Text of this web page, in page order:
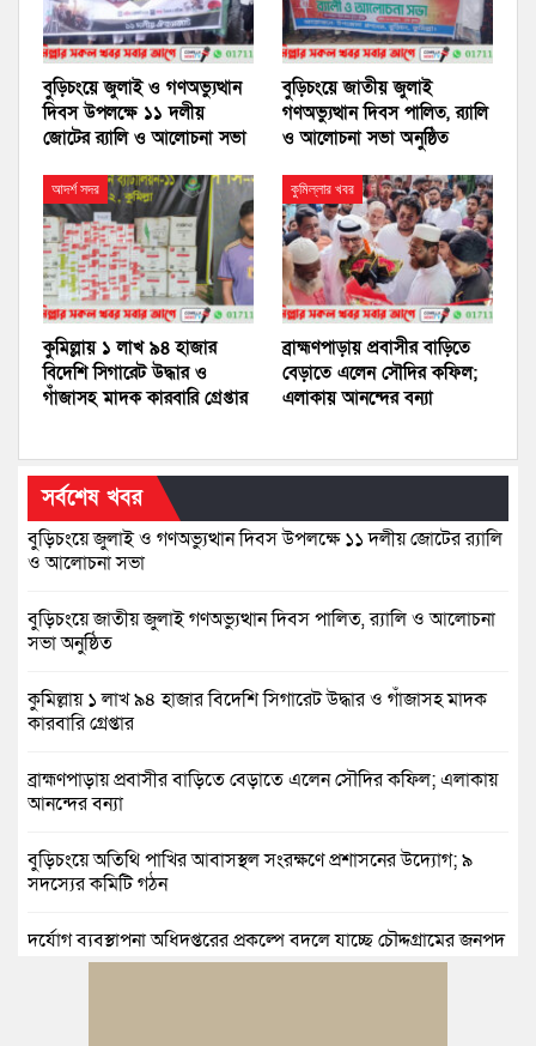
বুড়িচংয়ে জুলাই ও গণঅভ্যুত্থান
দিবস উপলক্ষে ১১ দলীয়
জোটের র‍্যালি ও আলোচনা সভা
বুড়িচংয়ে জাতীয় জুলাই
গণঅভ্যুত্থান দিবস পালিত, র‍্যালি
ও আলোচনা সভা অনুষ্ঠিত
আদর্শ সদর
কুমিল্লায় ১ লাখ ৯৪ হাজার
বিদেশি সিগারেট উদ্ধার ও
গাঁজাসহ মাদক কারবারি গ্রেপ্তার
কুমিল্লার খবর
ব্রাহ্মণপাড়ায় প্রবাসীর বাড়িতে
বেড়াতে এলেন সৌদির কফিল;
এলাকায় আনন্দের বন্যা
সর্বশেষ খবর
বুড়িচংয়ে জুলাই ও গণঅভ্যুত্থান দিবস উপলক্ষে ১১ দলীয় জোটের র‍্যালি
ও আলোচনা সভা
বুড়িচংয়ে জাতীয় জুলাই গণঅভ্যুত্থান দিবস পালিত, র‍্যালি ও আলোচনা
সভা অনুষ্ঠিত
কুমিল্লায় ১ লাখ ৯৪ হাজার বিদেশি সিগারেট উদ্ধার ও গাঁজাসহ মাদক
কারবারি গ্রেপ্তার
ব্রাহ্মণপাড়ায় প্রবাসীর বাড়িতে বেড়াতে এলেন সৌদির কফিল; এলাকায়
আনন্দের বন্যা
বুড়িচংয়ে অতিথি পাখির আবাসস্থল সংরক্ষণে প্রশাসনের উদ্যোগ; ৯
সদস্যের কমিটি গঠন
দুর্যোগ ব্যবস্থাপনা অধিদপ্তরের প্রকল্পে বদলে যাচ্ছে চৌদ্দগ্রামের জনপদ